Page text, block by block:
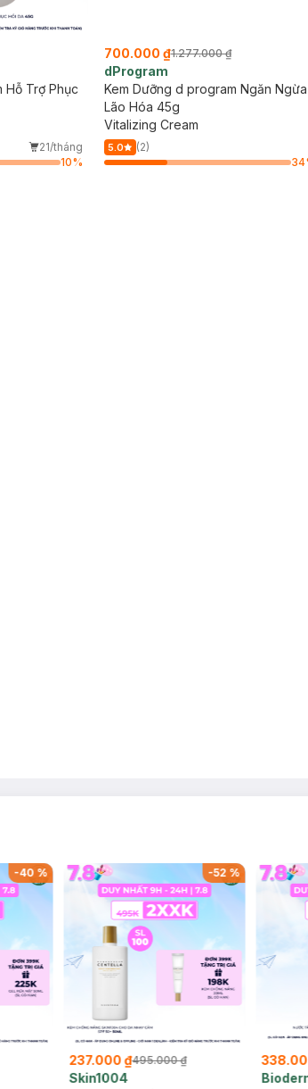
Hỗ Trợ Phục
21/tháng
10%
700.000 ₫1.277.000 ₫
dProgram
Kem Dưỡng d program Ngăn Ngừa
Lão Hóa 45g
Vitalizing Cream
5.0
(2)
34
-40 % -52 %
237.000 ₫495.000 ₫
Skin1004